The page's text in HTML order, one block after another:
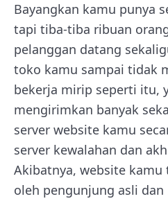
Bayangkan kamu punya
tapi tiba-tiba ribuan
pelanggan datang
toko kamu sampai tidak
bekerja mirip seperti itu,
mengirimkan banyak
server website kamu
server kewalahan dan
Akibatnya, website kamu
oleh pengunjung asli